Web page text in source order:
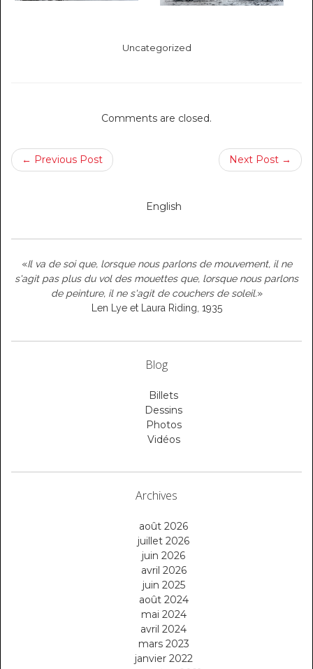
Uncategorized
Comments are closed.
← Previous Post Next Post →
English
«Il va de soi que, lorsque nous parlons de mouvement, il ne
s'agit pas plus du vol des mouettes que, lorsque nous parlons
de peinture, il ne s'agit de couchers de soleil.»
Len Lye et Laura Riding, 1935
Blog
Billets
Dessins
Photos
Vidéos
Archives
août 2026
juillet 2026
juin 2026
avril 2026
juin 2025
août 2024
mai 2024
avril 2024
mars 2023
janvier 2022